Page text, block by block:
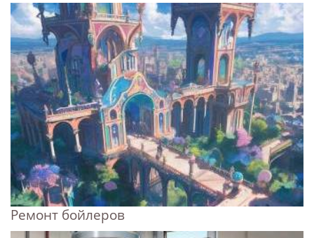
Ремонт бойлеров